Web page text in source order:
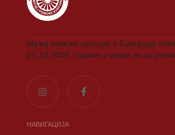
Музеј ромске културе у Београду
21.10.2009. године и један је од
НАВИГАЦИЈА